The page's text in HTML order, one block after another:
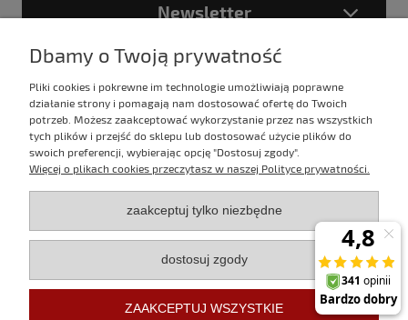
Newsletter
Podając adres e-mail akceptujesz
Politykę prywatności
E-mail:
sklep@evertrek.pl
Infolinia:
795 020 766
Dbamy o Twoją prywatność
Pliki cookies i pokrewne im technologie umożliwiają poprawne
działanie strony i pomagają nam dostosować ofertę do Twoich
potrzeb. Możesz zaakceptować wykorzystanie przez nas wszystkich
tych plików i przejść do sklepu lub dostosować użycie plików do
swoich preferencji, wybierając opcję "Dostosuj zgody".
Więcej o plikach cookies przeczytasz w naszej Polityce prywatności.
zaakceptuj tylko niezbędne
dostosuj zgody
ZAAKCEPTUJ WSZYSTKIE